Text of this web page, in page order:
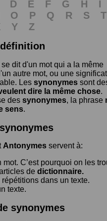
D E F G H I
O P Q R S T
Y
Z
se dit d'un mot qui a la même
autre mot, ou une
Les synonymes sont
dire la même chose.
des synonymes, la phrase
sens.
Antonymes servent à:
mot. C’est pourquoi on les
de dictionnaire.
répétitions dans un texte.
texte.
synonymes